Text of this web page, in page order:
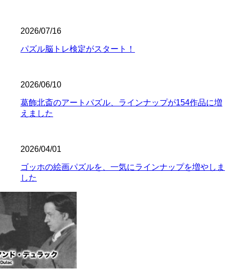
2026/07/16
パズル脳トレ検定がスタート！
2026/06/10
葛飾北斎のアートパズル、ラインナップが154作品に増
えました
2026/04/01
ゴッホの絵画パズルを、一気にラインナップを増やしま
した